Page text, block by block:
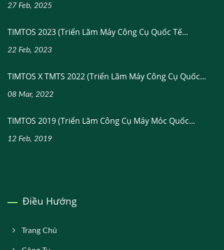
27 Feb, 2025
TIMTOS 2023 (Triển Lãm Máy Công Cụ Quốc Tế...
22 Feb, 2023
TIMTOS X TMTS 2022 (Triển Lãm Máy Công Cụ Quốc...
08 Mar, 2022
TIMTOS 2019 (Triển Lãm Công Cụ Máy Móc Quốc...
12 Feb, 2019
Điều Hướng
Trang Chủ